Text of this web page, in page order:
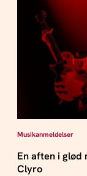
Musikanmeldelser
En aften i glød
Clyro